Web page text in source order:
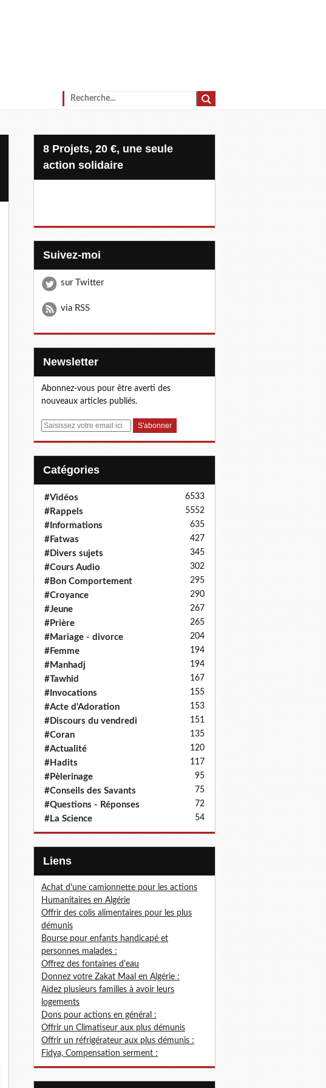
8 Projets, 20 €, une seule
action solidaire
Suivez-moi
sur Twitter
via RSS
Newsletter
Abonnez-vous pour être averti des
nouveaux articles publiés.
E
Catégories
#Vidéos 6533
#Rappels 5552
#Informations 635
#Fatwas 427
#Divers sujets 345
#Cours Audio 302
#Bon Comportement 295
#Croyance 290
#Jeune 267
#Prière 265
#Mariage - divorce 204
#Femme 194
#Manhadj 194
#Tawhid 167
#Invocations 155
#Acte d'Adoration 153
#Discours du vendredi 151
#Coran 135
#Actualité 120
#Hadits 117
#Pèlerinage 95
#Conseils des Savants 75
#Questions - Réponses 72
#La Science 54
Liens
Achat d'une camionnette pour les actions
Humanitaires en Algérie
Offrir des colis alimentaires pour les plus
démunis
Bourse pour enfants handicapé et
personnes malades :
Offrez des fontaines d'eau
Donnez votre Zakat Maal en Algérie :
Aidez plusieurs familles à avoir leurs
logements
Dons pour actions en général :
Offrir un Climatiseur aux plus démunis
Offrir un réfrigérateur aux plus démunis :
Fidya, Compensation serment :